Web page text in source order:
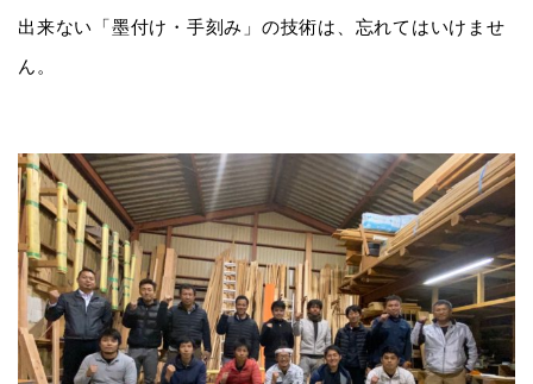
出来ない「墨付け・手刻み」の技術は、忘れてはいけませ
ん。